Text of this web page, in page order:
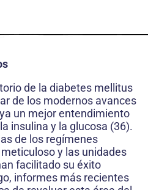
de la diabetes mellitus
de los modernos avances
un mejor entendimiento
insulina y la glucosa (36).
de los regímenes
y las unidades
facilitado su éxito
informes más recientes